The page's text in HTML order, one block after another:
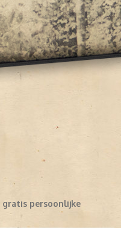
gratis persoonlijke